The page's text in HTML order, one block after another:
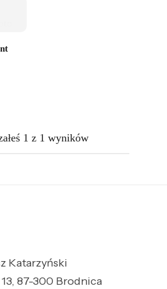
1 z 1 wyników
Katarzyński
87-300 Brodnica